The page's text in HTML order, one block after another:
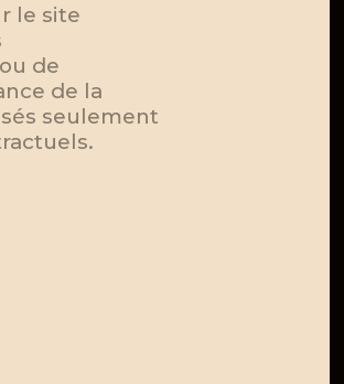
le site
de
de la
seulement